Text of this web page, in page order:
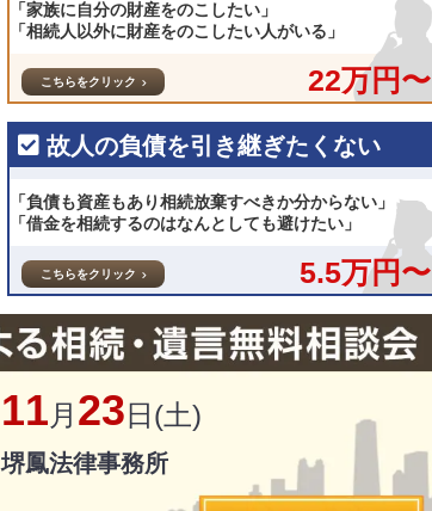
「家族に自分の財産をのこしたい」
「相続人以外に財産をのこしたい人がいる」
22万円〜
こちらをクリック
故人の負債を引き継ぎたくない
「負債も資産もあり相続放棄すべきか分からない」
「借金を相続するのはなんとしても避けたい」
5.5万円〜
こちらをクリック
11 月 23 日(土)
堺鳳法律事務所